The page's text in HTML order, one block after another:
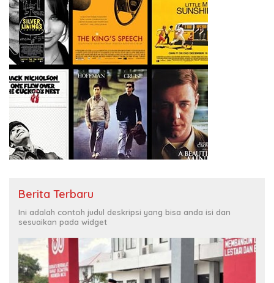
Berita Terbaru
Ini adalah contoh judul deskripsi yang bisa anda isi dan
sesuaikan pada widget